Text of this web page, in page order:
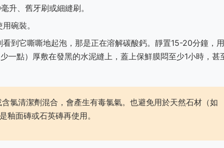
、舊牙刷或細縫刷。
碗裝。
到它嘶嘶地起泡，那是正在溶解碳酸鈣。靜置15-20分鐘，用
一點）厚敷在發黑的水泥縫上，蓋上保鮮膜悶至少1小時，甚
氯清潔劑混合，會產生有毒氯氣。也避免用於天然石材（如
釉面磚或石英磚再使用。